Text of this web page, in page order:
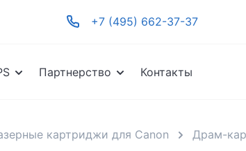
+7 (495) 662-37-37
Партнерство Контакты
картриджи для Canon Драм-